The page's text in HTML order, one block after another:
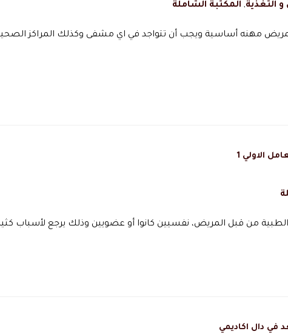
التغذية, المكتبة الشاملة
مهنه أساسية ويجب أن تتواجد في اي مشفى وكذلك المراكز
من قبل المريض، نفسيين كانوا أو عضويين وذلك يرجع لأسباب
في دال اكاديمي